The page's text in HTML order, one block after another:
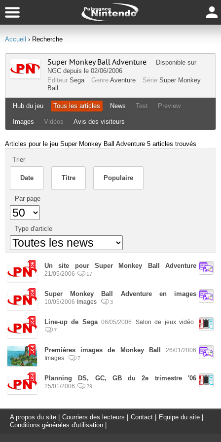
Accueil › Recherche
Super Monkey Ball Adventure
Disponible sur
NGC depuis le 02/06/2006
Editeur Sega Genre Aventure Série Super Monkey
Ball
Hub du jeu Tous les articles News Test Preview
Images Vidéos Avis des visiteurs
Articles pour le jeu Super Monkey Ball Adventure 5 articles trouvés
Trier
Date Titre Populaire
Par page
Type d'article
Un site pour Super Monkey Ball Adventure
21/05/2006 17
Super Monkey Ball Adventure en images
10/05/2006 Images 3
Line-up de Sega 06/05/2006 Salon de jeux vidéo
7
Premières images de Monkey Ball
26/01/2006
Images
7
Planning DS, GC, GB du 2e trimestre '06
25/01/2006 29
A propos du site Courriers des lecteurs Contact Equipe du site
Conditions générales d'utilisation